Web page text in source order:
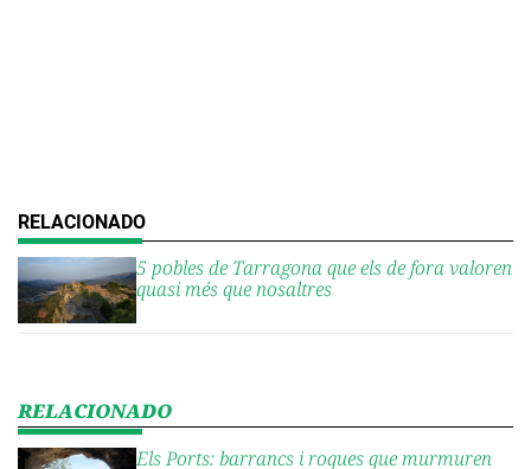
5 pobles de Tarragona que els de fora valoren
quasi més que nosaltres
Els Ports: barrancs i roques que murmuren